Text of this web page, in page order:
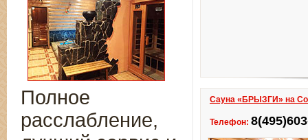
Сауна «БРЫЗГИ» на
Телефон:
Полное
расслабление,